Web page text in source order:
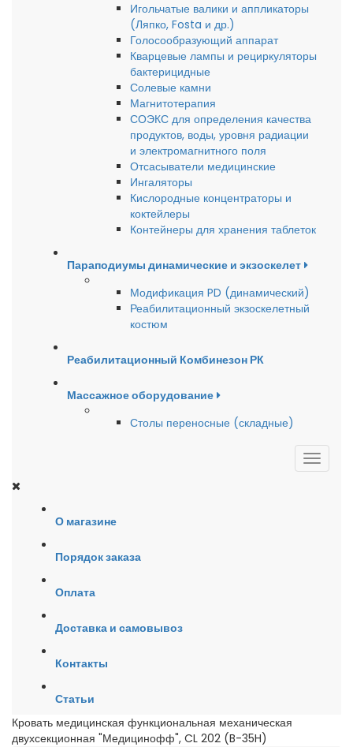
Игольчатые валики и аппликаторы
(Ляпко, Fosta и др.)
Голосообразующий аппарат
Кварцевые лампы и рециркуляторы
бактерицидные
Солевые камни
Магнитотерапия
СОЭКС для определения качества
продуктов, воды, уровня радиации
и электромагнитного поля
Отсасыватели медицинские
Ингаляторы
Кислородные концентраторы и
коктейлеры
Контейнеры для хранения таблеток
Параподиумы динамические и экзоскелет
Модификация PD (динамический)
Реабилитационный экзоскелетный
костюм
Реабилитационный Комбинезон РК
Массажное оборудование
Столы переносные (складные)
О магазине
Порядок заказа
Оплата
Доставка и самовывоз
Контакты
Статьи
Кровать медицинская функциональная механическая
двухсекционная "Медицинофф", CL 202 (B-35H)